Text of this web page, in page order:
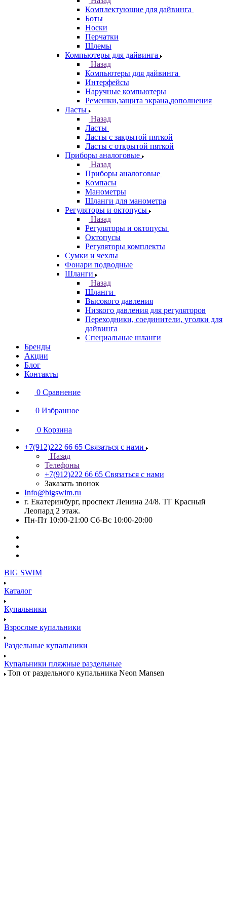
Комплектующие для дайвинга
Боты
Носки
Перчатки
Шлемы
Компьютеры для дайвинга
Назад
Компьютеры для дайвинга
Интерфейсы
Наручные компьютеры
Ремешки,защита экрана,дополнения
Ласты
Назад
Ласты
Ласты с закрытой пяткой
Ласты с открытой пяткой
Приборы аналоговые
Назад
Приборы аналоговые
Компасы
Манометры
Шланги для манометра
Регуляторы и октопусы
Назад
Регуляторы и октопусы
Октопусы
Регуляторы комплекты
Сумки и чехлы
Фонари подводные
Шланги
Назад
Шланги
Высокого давления
Низкого давления для регуляторов
Переходники, соединители, уголки для
дайвинга
Специальные шланги
Бренды
Акции
Блог
Контакты
0 Сравнение
0 Избранное
0 Корзина
+7(912)222 66 65 Связаться с нами
Назад
Телефоны
+7(912)222 66 65 Связаться с нами
Заказать звонок
Info@bigswim.ru
г. Екатеринбург, проспект Ленина 24/8. ТГ Красный
Леопард 2 этаж.
Пн-Пт 10:00-21:00 Сб-Вс 10:00-20:00
BIG SWIM
Каталог
Купальники
Взрослые купальники
Раздельные купальники
Купальники пляжные раздельные
Топ от раздельного купальника Neon Mansen